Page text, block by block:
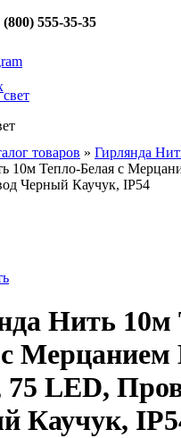
(800) 555-35-35
товаров » Гирлянда
10м Тепло-Белая с
Черный Каучук, IP54
Нить 10м
Мерцанием
75 LED,
Каучук,